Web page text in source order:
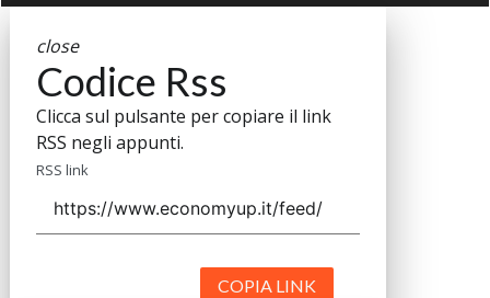
close
Codice Rss
Clicca sul pulsante per copiare il link
RSS negli appunti.
RSS link
COPIA LINK